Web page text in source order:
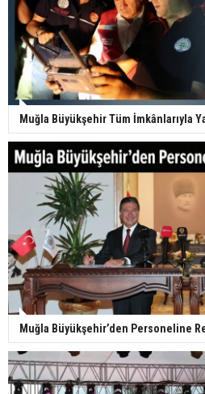
Muğla Büyükşehir Tüm İmkânlarıyla
Muğla Büyükşehir’den Personeline